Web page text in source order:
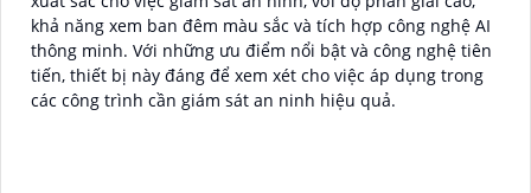
khả năng xem ban đêm màu sắc và tích hợp công nghệ AI
thông minh. Với những ưu điểm nổi bật và công nghệ tiên
tiến, thiết bị này đáng để xem xét cho việc áp dụng trong
các công trình cần giám sát an ninh hiệu quả.